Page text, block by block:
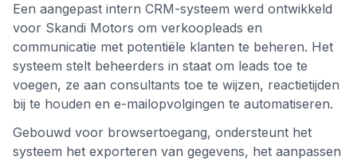
Een aangepast intern CRM-systeem werd ontwikkeld
voor Skandi Motors om verkoopleads en
communicatie met potentiële klanten te beheren. Het
systeem stelt beheerders in staat om leads toe te
voegen, ze aan consultants toe te wijzen, reactietijden
bij te houden en e-mailopvolgingen te automatiseren.
Gebouwd voor browsertoegang, ondersteunt het
systeem het exporteren van gegevens, het aanpassen